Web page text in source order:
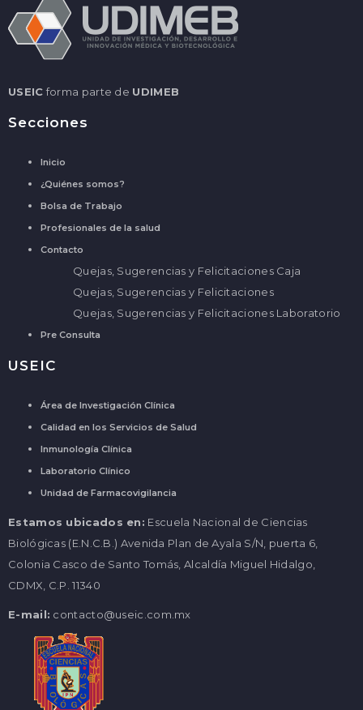
USEIC forma parte de UDIMEB
Secciones
Inicio
¿Quiénes somos?
Bolsa de Trabajo
Profesionales de la salud
Contacto
Quejas, Sugerencias y Felicitaciones Caja
Quejas, Sugerencias y Felicitaciones
Quejas, Sugerencias y Felicitaciones Laboratorio
Pre Consulta
USEIC
Área de Investigación Clínica
Calidad en los Servicios de Salud
Inmunología Clínica
Laboratorio Clínico
Unidad de Farmacovigilancia
Estamos ubicados en: Escuela Nacional de Ciencias
Biológicas (E.N.C.B.) Avenida Plan de Ayala S/N, puerta 6,
Colonia Casco de Santo Tomás, Alcaldía Miguel Hidalgo,
CDMX, C.P. 11340
E-mail: contacto@useic.com.mx